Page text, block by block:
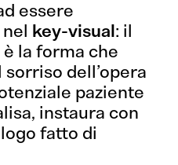
essere
key-visual: il
la forma che
dell’opera
paziente
instaura con
fatto di